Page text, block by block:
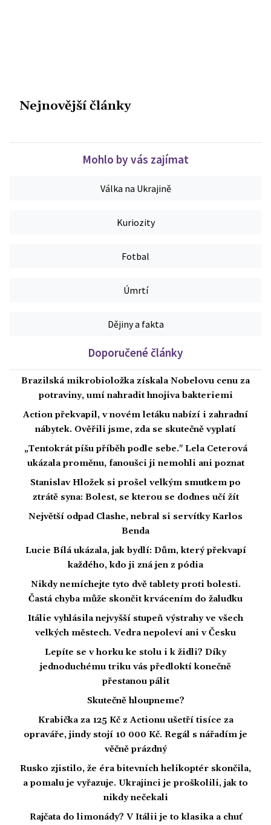
Nejnovější články
Mohlo by vás zajímat
Válka na Ukrajině
Kuriozity
Fotbal
Úmrtí
Dějiny a fakta
Doporučené články
Brazilská mikrobioložka získala Nobelovu cenu za
potraviny, umí nahradit hnojiva bakteriemi
Action překvapil, v novém letáku nabízí i zahradní
nábytek. Ověřili jsme, zda se skutečně vyplatí
„Tentokrát píšu příběh podle sebe." Lela Ceterová
ukázala proměnu, fanoušci ji nemohli ani poznat
Stanislav Hložek si prošel velkým smutkem po
ztrátě syna: Bolest, se kterou se dodnes učí žít
Největší odpad Clashe, nebral si servítky Karlos
Benda
Lucie Bílá ukázala, jak bydlí: Dům, který překvapí
každého, kdo ji zná jen z pódia
Nikdy nemíchejte tyto dvě tablety proti bolesti.
Častá chyba může skončit krvácením do žaludku
Itálie vyhlásila nejvyšší stupeň výstrahy ve všech
velkých městech. Vedra nepoleví ani v Česku
Lepíte se v horku ke stolu i k židli? Díky
jednoduchému triku vás předloktí konečně
přestanou pálit
Skutečně hloupneme?
Krabička za 125 Kč z Actionu ušetří tisíce za
opraváře, jindy stojí 10 000 Kč. Regál s nářadím je
věčně prázdný
Rusko zjistilo, že éra bitevních helikoptér skončila,
a pomalu je vyřazuje. Ukrajinci je proškolili, jak to
nikdy nečekali
Rajčata do limonády? V Itálii je to klasika a chuť